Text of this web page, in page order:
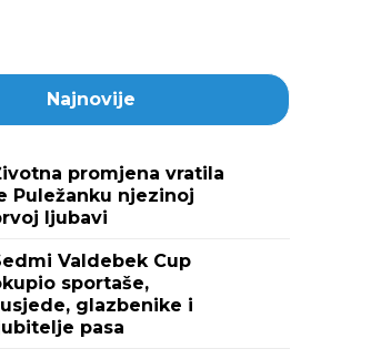
Najnovije
promjena vratila
Puležanku njezinoj
ljubavi
Valdebek Cup
sportaše,
glazbenike i
pasa